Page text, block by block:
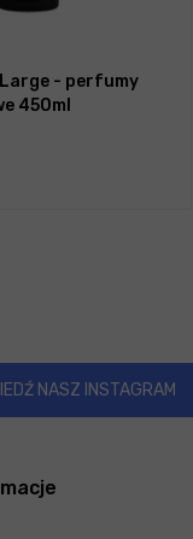
Large - perfumy
450ml
NASZ INSTAGRAM